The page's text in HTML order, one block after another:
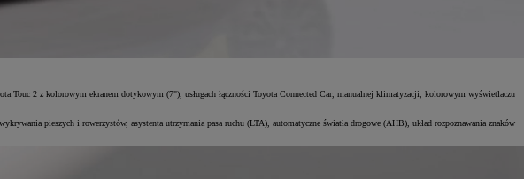
Touc 2 z kolorowym ekranem dotykowym (7"), usługach łączności Toyota Connected Car, manualnej klimatyzacji, kolorowym wyświetlaczu
pieszych i rowerzystów, asystenta utrzymania pasa ruchu (LTA), automatyczne światła drogowe (AHB), układ rozpoznawania znaków